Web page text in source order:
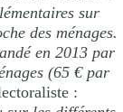
sur
des ménages.
en 2013 par
(65 € par
: